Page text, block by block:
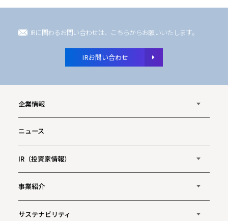
IRに関わるお問い合わせは、こちらからお願いいたします。
IRお問い合わせ
企業情報
ニュース
IR（投資家情報）
事業紹介
サステナビリティ